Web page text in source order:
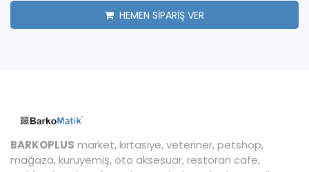
HEMEN SİPARİŞ VER
BARKOPLUS market, kırtasiye, veteriner, petshop,
mağaza, kuruyemiş, oto aksesuar, restoran cafe,